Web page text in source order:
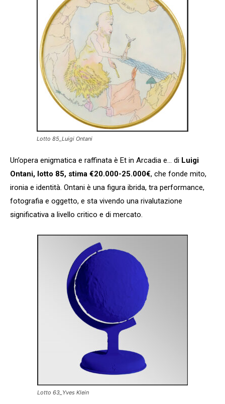
Lotto 85_Luigi Ontani
Un’opera enigmatica e raffinata è Et in Arcadia e… di Luigi
Ontani, lotto 85, stima €20.000-25.000€, che fonde mito,
ironia e identità. Ontani è una figura ibrida, tra performance,
fotografia e oggetto, e sta vivendo una rivalutazione
significativa a livello critico e di mercato.
Lotto 63_Yves Klein